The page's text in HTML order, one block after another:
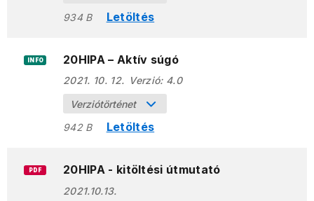
934 B
Letöltés
INFO 20HIPA – Aktív súgó
2021. 10. 12. Verzió: 4.0
Verziótörténet
942 B
Letöltés
PDF 20HIPA - kitöltési útmutató
2021.10.13.